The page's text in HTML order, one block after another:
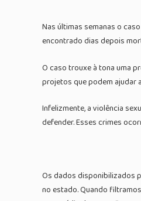
Nas últimas semanas o
encontrado dias depois
O caso trouxe à tona uma
projetos que podem ajudar
Infelizmente, a violência
defender. Esses crimes
Os dados disponibilizados
no estado. Quando